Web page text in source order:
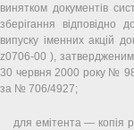
винятком документів
зберігання
випуску іменних акцій
z0706-00 ), затвердженим
30 червня 2000 року №
за № 706/4927;
для емітента — копія